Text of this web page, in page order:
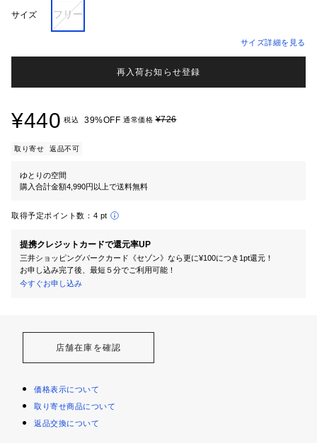
サイズ フリー
サイズ詳細を見る
再入荷お知らせ登録
¥440 税込 39%OFF 通常価格¥726
取り寄せ 返品不可
ゆとりの空間
購入合計金額4,990円以上で送料無料
取得予定ポイント数： 4 pt
提携クレジットカードで還元率UP
三井ショッピングパークカード《セゾン》なら更に¥100につき1pt還元！
お申し込み完了後、最短５分でご利用可能！
今すぐお申し込み
店舗在庫を確認
価格表示について
取り寄せ商品について
返品交換について